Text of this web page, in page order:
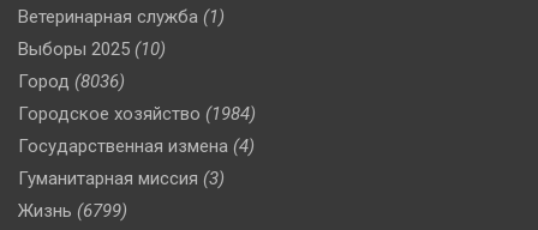
Ветеринарная служба (1)
Выборы 2025 (10)
Город (8036)
Городское хозяйство (1984)
Государственная измена (4)
Гуманитарная миссия (3)
Жизнь (6799)